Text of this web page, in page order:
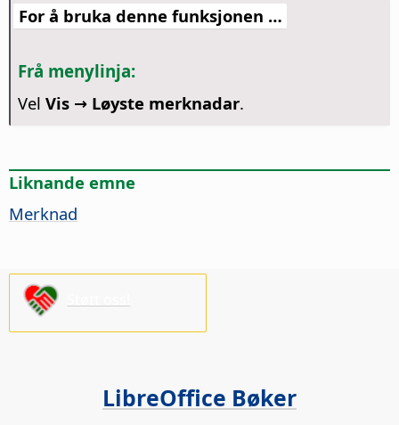
For å bruka denne funksjonen …
Frå menylinja:
Vel Vis → Løyste merknadar.
Liknande emne
Merknad
LibreOffice Bøker